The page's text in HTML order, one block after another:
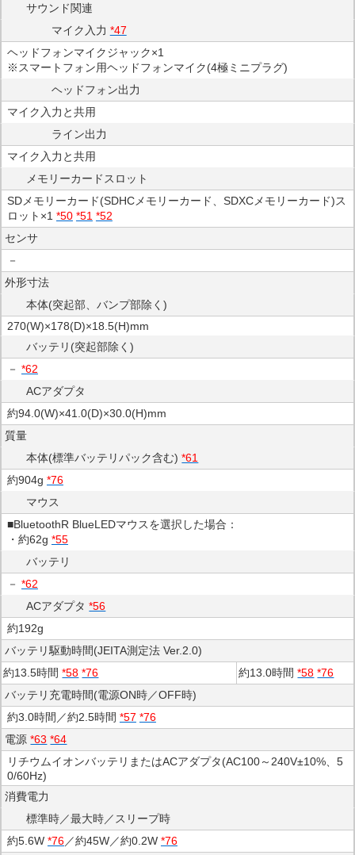
サウンド関連
マイク入力 *47
ヘッドフォンマイクジャック×1
※スマートフォン用ヘッドフォンマイク(4極ミニプラグ)
ヘッドフォン出力
マイク入力と共用
ライン出力
マイク入力と共用
メモリーカードスロット
SDメモリーカード(SDHCメモリーカード、SDXCメモリーカード)ス
ロット×1 *50 *51 *52
センサ
－
外形寸法
本体(突起部、バンプ部除く)
270(W)×178(D)×18.5(H)mm
バッテリ(突起部除く)
－ *62
ACアダプタ
約94.0(W)×41.0(D)×30.0(H)mm
質量
本体(標準バッテリパック含む)*61
約904g *76
マウス
■BluetoothR BlueLEDマウスを選択した場合：
・約62g *55
バッテリ
－ *62
ACアダプタ*56
約192g
バッテリ駆動時間(JEITA測定法 Ver.2.0)
約13.5時間*58 *76 約13.0時間*58 *76
バッテリ充電時間(電源ON時／OFF時)
約3.0時間／約2.5時間 *57 *76
電源*63 *64
リチウムイオンバッテリまたはACアダプタ(AC100～240V±10%、5
0/60Hz)
消費電力
標準時／最大時／スリープ時
約5.6W *76／約45W／約0.2W *76